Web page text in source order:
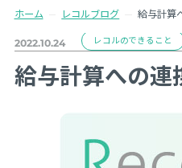
ホーム レコルブログ 給与計算
2022.10.24 レコルのできること
給与計算への連